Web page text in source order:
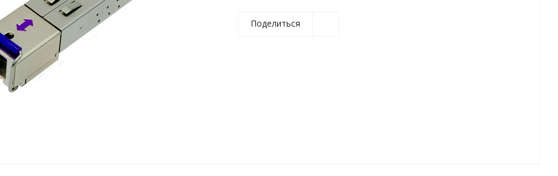
Поделиться